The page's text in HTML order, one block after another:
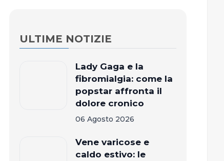
ULTIME NOTIZIE
Lady Gaga e la
fibromialgia: come la
popstar affronta il
dolore cronico
06 Agosto 2026
Vene varicose e
caldo estivo: le